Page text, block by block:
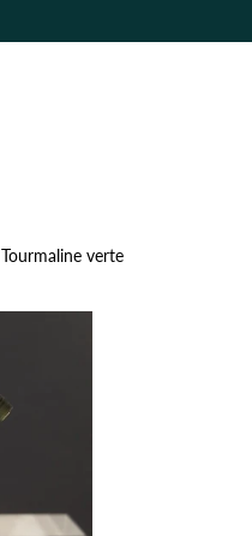
Tourmaline verte